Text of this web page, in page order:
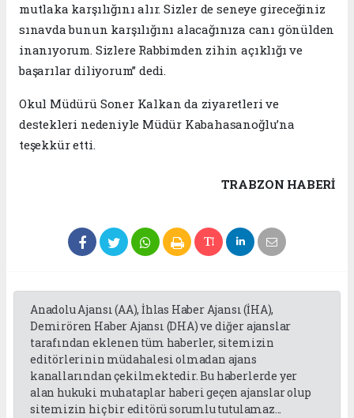
mutlaka karşılığını alır. Sizler de seneye gireceğiniz
sınavda bunun karşılığını alacağınıza canı gönülden
inanıyorum. Sizlere Rabbimden zihin açıklığı ve
başarılar diliyorum” dedi.
Okul Müdürü Soner Kalkan da ziyaretleri ve
destekleri nedeniyle Müdür Kabahasanoğlu’na
teşekkür etti.
TRABZON HABERİ
Anadolu Ajansı (AA), İhlas Haber Ajansı (İHA),
Demirören Haber Ajansı (DHA) ve diğer ajanslar
tarafından eklenen tüm haberler, sitemizin
editörlerinin müdahalesi olmadan ajans
kanallarından çekilmektedir. Bu haberlerde yer
alan hukuki muhataplar haberi geçen ajanslar olup
sitemizin hiç bir editörü sorumlu tutulamaz...